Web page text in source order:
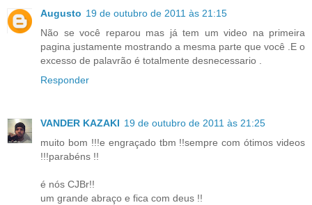
Augusto 19 de outubro de 2011 às 21:15
Não se você reparou mas já tem um video na primeira
pagina justamente mostrando a mesma parte que você .E o
excesso de palavrão é totalmente desnecessario .
Responder
VANDER KAZAKI 19 de outubro de 2011 às 21:25
muito bom !!!e engraçado tbm !!sempre com ótimos videos
!!!parabéns !!
é nós CJBr!!
um grande abraço e fica com deus !!